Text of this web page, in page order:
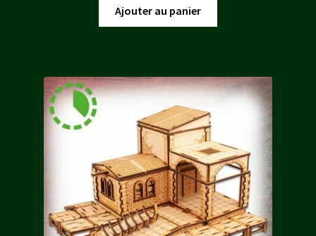
initial
était :
actuel
est :
Ajouter au panier